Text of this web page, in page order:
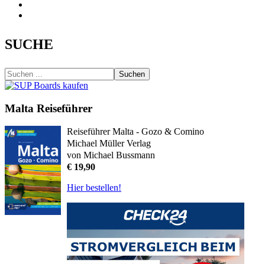
SUCHE
Suchen
Malta Reiseführer
Reiseführer Malta - Gozo & Comino
Michael Müller Verlag
von Michael Bussmann
€ 19,90
Hier bestellen!